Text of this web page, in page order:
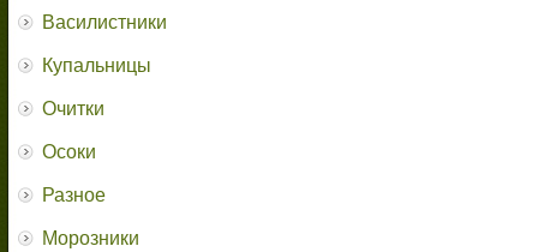
Василистники
Купальницы
Очитки
Осоки
Разное
Морозники